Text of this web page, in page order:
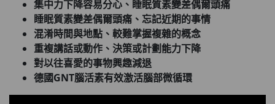
集中力下降容易分心、睡眠質素變差偶爾頭痛
睡眠質素變差偶爾頭痛、忘記近期的事情
混淆時間與地點、較難掌握複雜的概念
重複講話或動作、決策或計劃能力下降
對以往喜愛的事物興趣減退
德國GNT腦活素有效激活腦部微循環